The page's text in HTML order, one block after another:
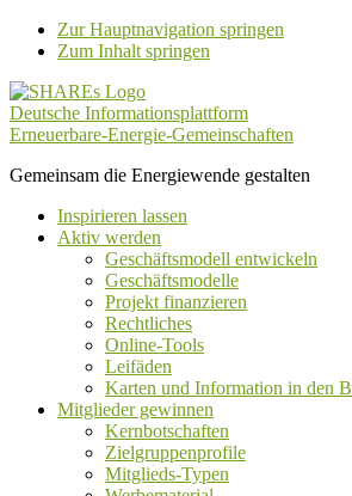
Zur Hauptnavigation springen
Zum Inhalt springen
Deutsche Informationsplattform
Erneuerbare-Energie-Gemeinschaften
Gemeinsam die Energiewende gestalten
Inspirieren lassen
Aktiv werden
Geschäftsmodell entwickeln
Geschäftsmodelle
Projekt finanzieren
Rechtliches
Online-Tools
Leifäden
Karten und Information in den
Mitglieder gewinnen
Kernbotschaften
Zielgruppenprofile
Mitglieds-Typen